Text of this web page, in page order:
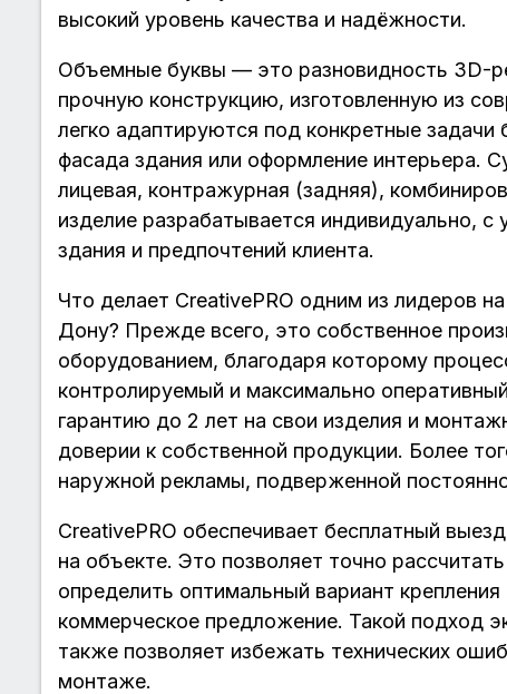
высокий уровень качества и надёжности.
Объемные буквы — это разновидность 3D-
прочную конструкцию, изготовленную из
легко адаптируются под конкретные
фасада здания или оформление интерьера.
лицевая, контражурная (задняя),
изделие разрабатывается индивидуально, с
здания и предпочтений клиента.
Что делает CreativePRO одним из лидеров
Дону? Прежде всего, это собственное
оборудованием, благодаря которому
контролируемый и максимально
гарантию до 2 лет на свои изделия и
доверии к собственной продукции. Более
наружной рекламы, подверженной
CreativePRO обеспечивает бесплатный
на объекте. Это позволяет точно
определить оптимальный вариант
коммерческое предложение. Такой подход
также позволяет избежать технических
монтаже.